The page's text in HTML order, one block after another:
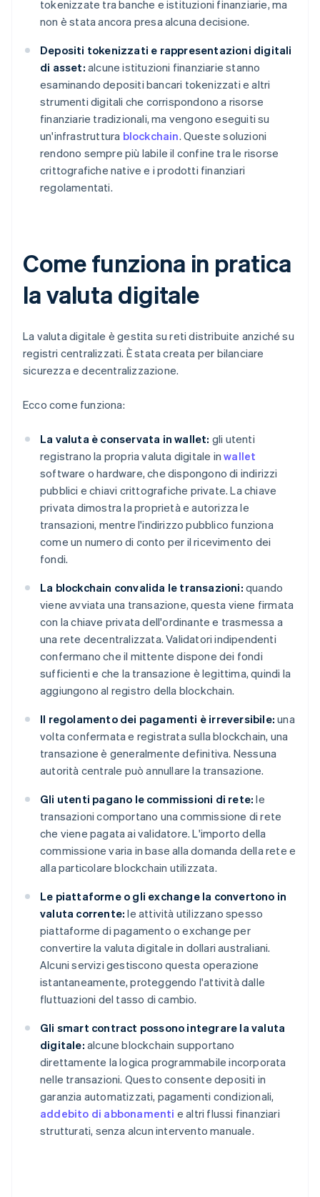
tokenizzate tra banche e istituzioni finanziarie, ma
non è stata ancora presa alcuna decisione.
Depositi tokenizzati e rappresentazioni digitali
di asset: alcune istituzioni finanziarie stanno
esaminando depositi bancari tokenizzati e altri
strumenti digitali che corrispondono a risorse
finanziarie tradizionali, ma vengono eseguiti su
un'infrastruttura blockchain. Queste soluzioni
rendono sempre più labile il confine tra le risorse
crittografiche native e i prodotti finanziari
regolamentati.
Come funziona in pratica
la valuta digitale
La valuta digitale è gestita su reti distribuite anziché su
registri centralizzati. È stata creata per bilanciare
sicurezza e decentralizzazione.
Ecco come funziona:
La valuta è conservata in wallet: gli utenti
registrano la propria valuta digitale inwallet
software o hardware, che dispongono di indirizzi
pubblici e chiavi crittografiche private. La chiave
privata dimostra la proprietà e autorizza le
transazioni, mentre l'indirizzo pubblico funziona
come un numero di conto per il ricevimento dei
fondi.
La blockchain convalida le transazioni: quando
viene avviata una transazione, questa viene firmata
con la chiave privata dell'ordinante e trasmessa a
una rete decentralizzata. Validatori indipendenti
confermano che il mittente dispone dei fondi
sufficienti e che la transazione è legittima, quindi la
aggiungono al registro della blockchain.
Il regolamento dei pagamenti è irreversibile: una
volta confermata e registrata sulla blockchain, una
transazione è generalmente definitiva. Nessuna
autorità centrale può annullare la transazione.
Gli utenti pagano le commissioni di rete: le
transazioni comportano una commissione di rete
che viene pagata ai validatore. L'importo della
commissione varia in base alla domanda della rete e
alla particolare blockchain utilizzata.
Le piattaforme o gli exchange la convertono in
valuta corrente: le attività utilizzano spesso
piattaforme di pagamento o exchange per
convertire la valuta digitale in dollari australiani.
Alcuni servizi gestiscono questa operazione
istantaneamente, proteggendo l'attività dalle
fluttuazioni del tasso di cambio.
Gli smart contract possono integrare la valuta
digitale: alcune blockchain supportano
direttamente la logica programmabile incorporata
nelle transazioni. Questo consente depositi in
garanzia automatizzati, pagamenti condizionali,
addebito di abbonamenti e altri flussi finanziari
strutturati, senza alcun intervento manuale.